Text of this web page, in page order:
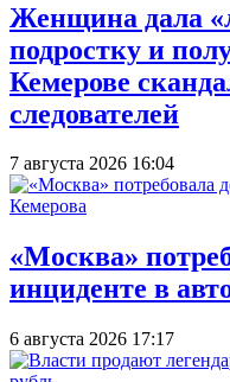
Женщина дала
подростку и
Кемерове
следователей
7 августа 2026 16:04
«Москва»
инциденте в
6 августа 2026 17:17